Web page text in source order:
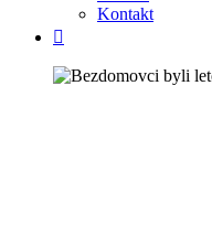
Kontakt